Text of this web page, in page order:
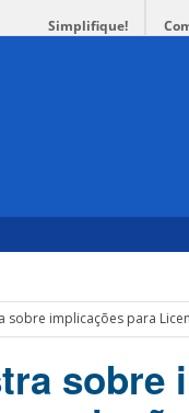
Simplifique!
implicações para
sobre